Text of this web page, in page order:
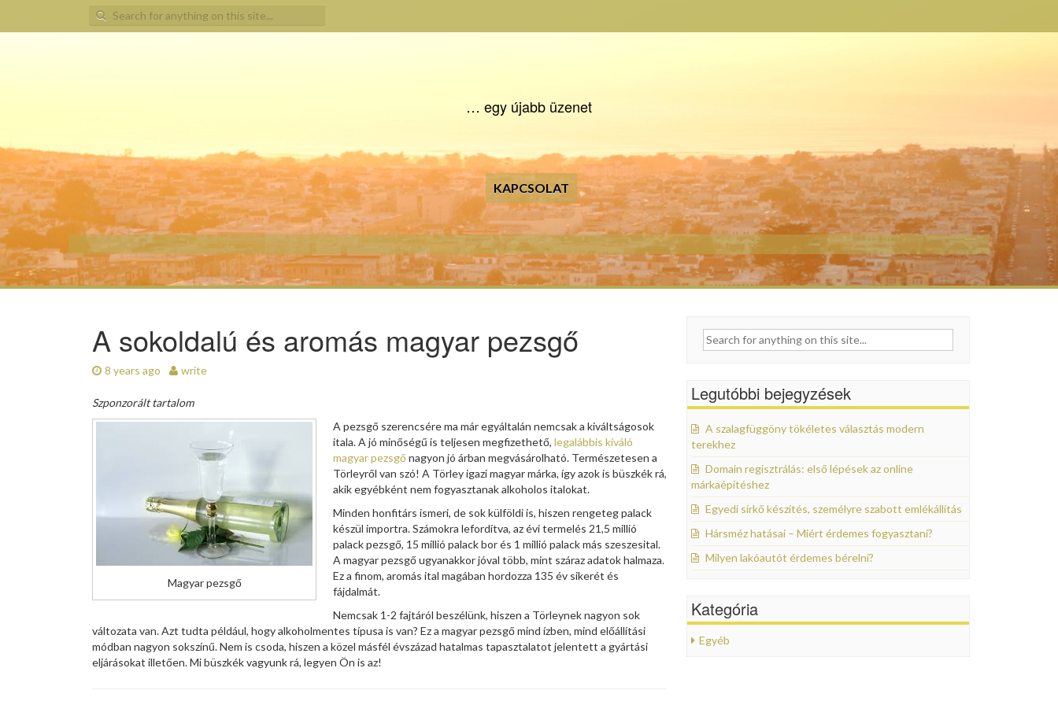
Search for:
… egy újabb üzenet
KAPCSOLAT
A sokoldalú és aromás magyar pezsgő
8 years ago write
Szponzorált tartalom
Magyar pezsgő
A pezsgő szerencsére ma már egyáltalán nemcsak a kiváltságosok
itala. A jó minőségű is teljesen megfizethető, legalábbis kiváló
magyar pezsgőnagyon jó árban megvásárolható. Természetesen a
Törleyről van szó! A Törley igazi magyar márka, így azok is büszkék rá,
akik egyébként nem fogyasztanak alkoholos italokat.
Minden honfitárs ismeri, de sok külföldi is, hiszen rengeteg palack
készül importra. Számokra lefordítva, az évi termelés 21,5 millió
palack pezsgő, 15 millió palack bor és 1 millió palack más szeszesital.
A magyar pezsgő ugyanakkor jóval több, mint száraz adatok halmaza.
Ez a finom, aromás ital magában hordozza 135 év sikerét és
fájdalmát.
Nemcsak 1-2 fajtáról beszélünk, hiszen a Törleynek nagyon sok
változata van. Azt tudta például, hogy alkoholmentes típusa is van? Ez a magyar pezsgő mind ízben, mind előállítási
módban nagyon sokszínű. Nem is csoda, hiszen a közel másfél évszázad hatalmas tapasztalatot jelentett a gyártási
eljárásokat illetően. Mi büszkék vagyunk rá, legyen Ön is az!
Search for:
Legutóbbi bejegyzések
A szalagfüggöny tökéletes választás modern
terekhez
Domain regisztrálás: első lépések az online
márkaépítéshez
Egyedi sírkő készítés, személyre szabott emlékállítás
Hársméz hatásai – Miért érdemes fogyasztani?
Milyen lakóautót érdemes bérelni?
Kategória
Egyéb